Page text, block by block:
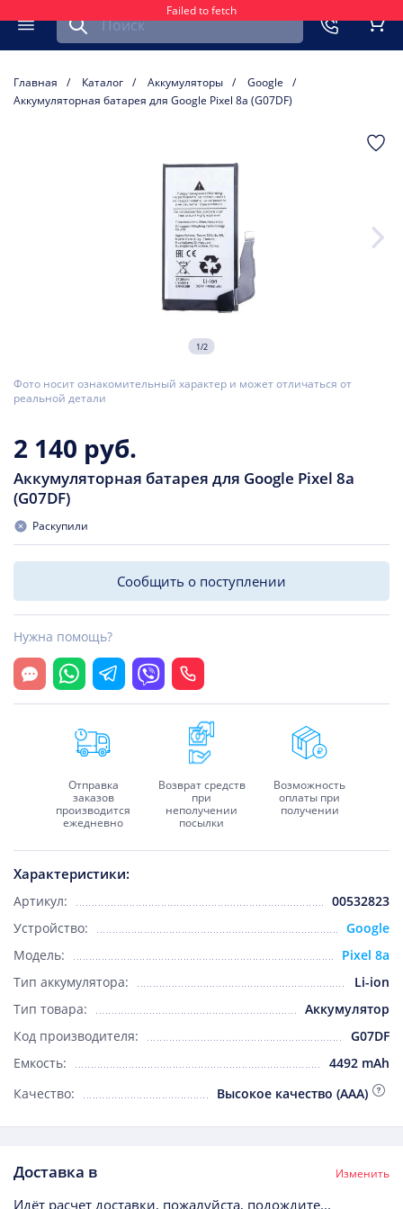
Failed to fetch
Меню
Найти запчасть для мобильного устройства
Главная Каталог Аккумуляторы
Google
Аккумуляторная батарея для Google Pixel 8a (G07DF)
1/2
Фото носит ознакомительный характер и может отличаться от
реальной детали
Характеристики:
Артикул:
00532823
Устройство:
Google
Модель:
Pixel 8a
Тип аккумулятора:
Li-ion
Тип товара:
Аккумулятор
Код производителя:
G07DF
Емкость:
4492 mAh
Качество:
Высокое качество (AAA)
2 140 руб.
Аккумуляторная батарея для Google Pixel 8a
(G07DF)
Раскупили
Сообщить о поступлении
Нужна помощь?
Открыть чат
WhatsappTelegramViber Позвонить
Доставка в Изменить
Идёт расчет доставки, пожалуйста, подождите...
Отправка
заказов
производится
ежедневно
Возврат средств
при
неполучении
посылки
Возможность
оплаты при
получении